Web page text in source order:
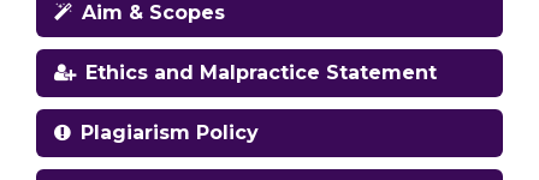
Aim & Scopes
Ethics and Malpractice Statement
Plagiarism Policy